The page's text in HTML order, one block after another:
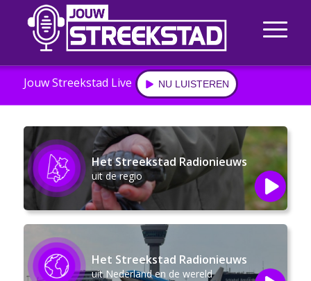
Jouw Streekstad Live NU LUISTEREN
Het Streekstad Radionieuws
uit de regio
Het Streekstad Radionieuws
uit Nederland en de wereld